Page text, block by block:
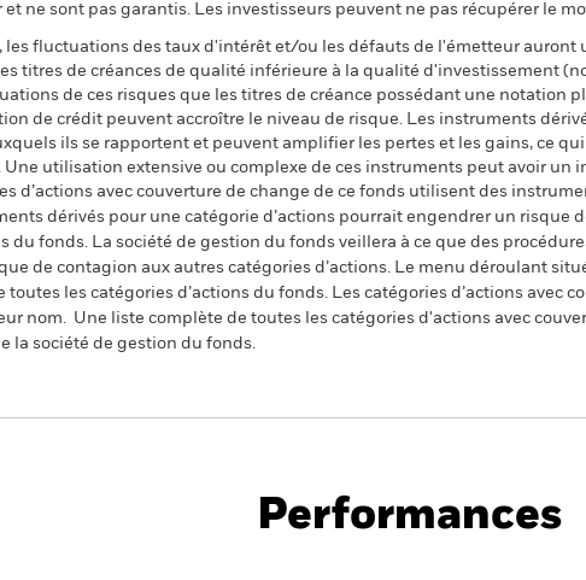
ne sont pas garantis. Les investisseurs peuvent ne pas récupérer le
les fluctuations des taux d'intérêt et/ou les défauts de l'émetteur
titres de créances de qualité inférieure à la qualité d'investissement
de ces risques que les titres de créance possédant une notation
de crédit peuvent accroître le niveau de risque. Les instruments
ils se rapportent et peuvent amplifier les pertes et les gains, ce
Une utilisation extensive ou complexe de ces instruments peut avoir un
d’actions avec couverture de change de ce fonds utilisent des
dérivés pour une catégorie d’actions pourrait engendrer un risque
du fonds. La société de gestion du fonds veillera à ce que des
de contagion aux autres catégories d’actions. Le menu déroulant
toutes les catégories d’actions du fonds. Les catégories d’actions avec
nom. Une liste complète de toutes les catégories d'actions avec
la société de gestion du fonds.
Performances